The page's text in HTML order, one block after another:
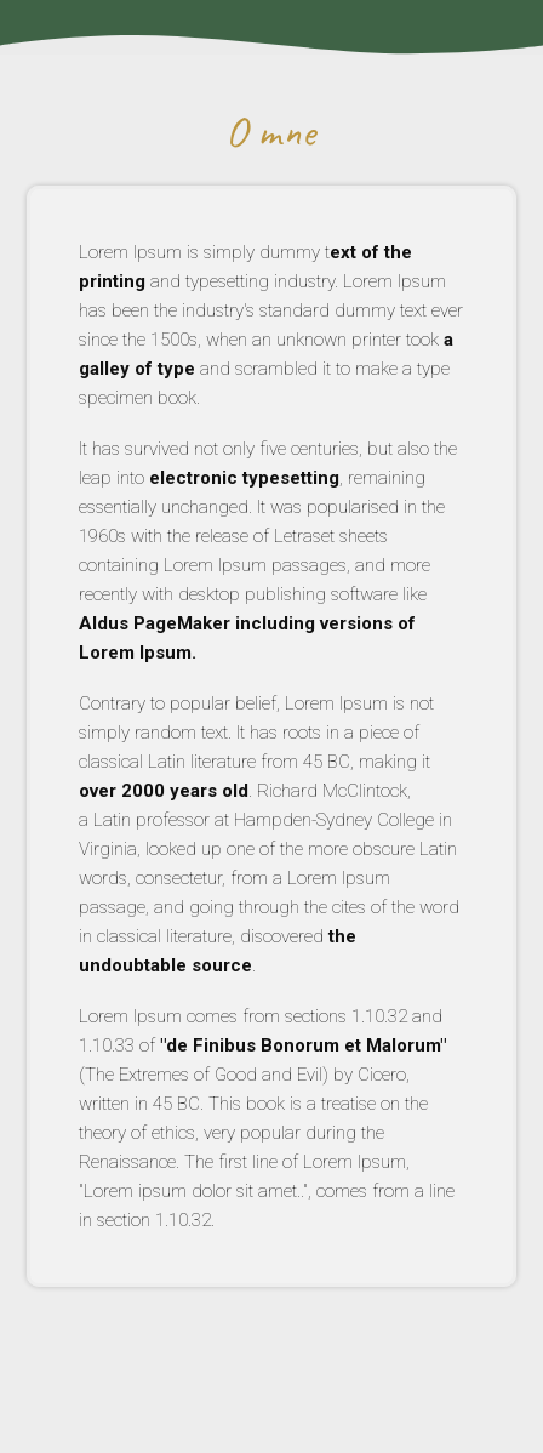
O mne
Lorem Ipsum is simply dummy text of the
printing and typesetting industry. Lorem Ipsum
has been the industry's standard dummy text ever
since the 1500s, when an unknown printer tooka
galley of type and scrambled it to make a type
specimen book.
It has survived not only five centuries, but also the
leap into electronic typesetting, remaining
essentially unchanged. It was popularised in the
1960s with the release of Letraset sheets
containing Lorem Ipsum passages, and more
recently with desktop publishing software like
Aldus PageMaker including versions of
Lorem Ipsum.
Contrary to popular belief, Lorem Ipsum is not
simply random text. It has roots in a piece of
classical Latin literature from 45 BC, making it
over 2000 years old. Richard McClintock,
a Latin professor at Hampden-Sydney College in
Virginia, looked up one of the more obscure Latin
words, consectetur, from a Lorem Ipsum
passage, and going through the cites of the word
in classical literature, discovered the
undoubtable source.
Lorem Ipsum comes from sections 1.10.32 and
1.10.33 of"de Finibus Bonorum et Malorum"
(The Extremes of Good and Evil) by Cicero,
written in 45 BC. This book is a treatise on the
theory of ethics, very popular during the
Renaissance. The first line of Lorem Ipsum,
"Lorem ipsum dolor sit amet..", comes from a line
in section 1.10.32.